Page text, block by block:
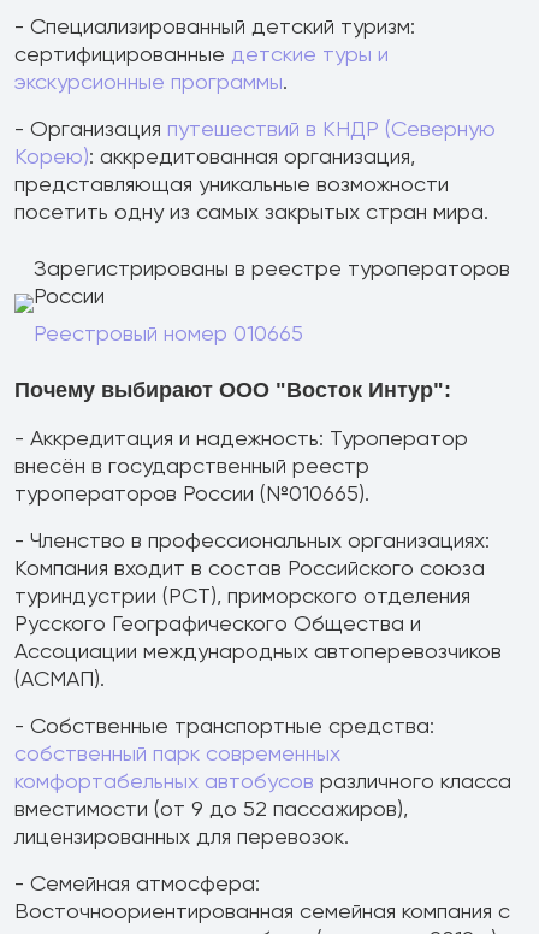
- Специализированный детский туризм:
сертифицированные детские туры и
экскурсионные программы.
- Организация путешествий в КНДР (Северную
Корею): аккредитованная организация,
представляющая уникальные возможности
посетить одну из самых закрытых стран мира.
Зарегистрированы в реестре туроператоров
России
Реестровый номер 010665
Почему выбирают ООО "Восток Интур":
- Аккредитация и надежность: Туроператор
внесён в государственный реестр
туроператоров России (№010665).
- Членство в профессиональных организациях:
Компания входит в состав Российского союза
туриндустрии (РСТ), приморского отделения
Русского Географического Общества и
Ассоциации международных автоперевозчиков
(АСМАП).
- Собственные транспортные средства:
собственный парк современных
комфортабельных автобусов различного класса
вместимости (от 9 до 52 пассажиров),
лицензированных для перевозок.
- Семейная атмосфера:
Восточноориентированная семейная компания с